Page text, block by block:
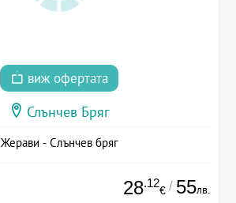
виж офертата
Слънчев Бряг
Жерави - Слънчев бряг
28.12
€ / 55лв.